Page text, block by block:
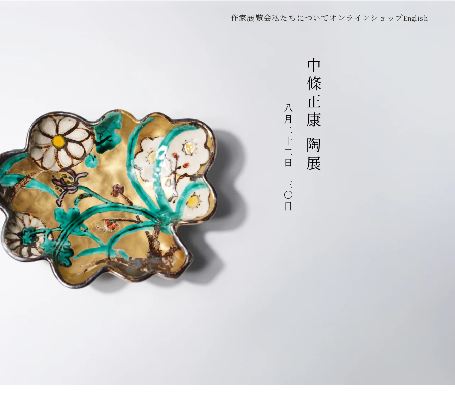
作家展覧会私たちについてオンラインショップEnglish
中條正康 陶展
八月二十二日～三〇日